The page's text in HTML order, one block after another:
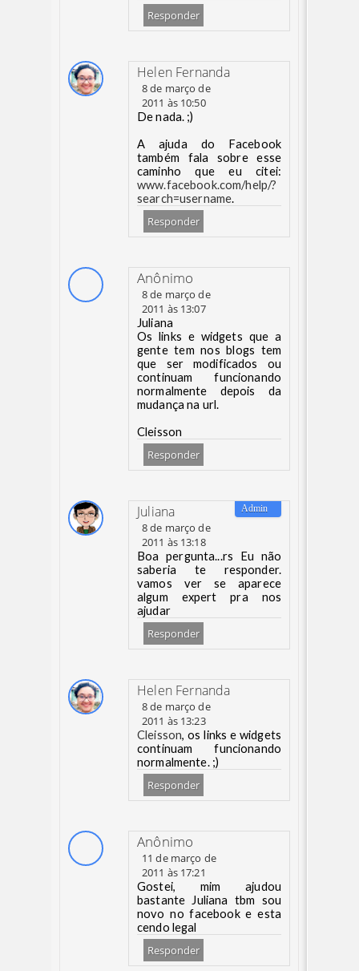
Responder
Helen Fernanda
8 de março de
2011 às 10:50
De nada. ;)
A ajuda do Facebook
também fala sobre esse
caminho que eu citei:
www.facebook.com/help/?
search=username.
Responder
Anônimo
8 de março de
2011 às 13:07
Juliana
Os links e widgets que a
gente tem nos blogs tem
que ser modificados ou
continuam funcionando
normalmente depois da
mudança na url.
Cleisson
Responder
Juliana
8 de março de
2011 às 13:18
Boa pergunta...rs Eu não
saberia te responder.
vamos ver se aparece
algum expert pra nos
ajudar
Responder
Helen Fernanda
8 de março de
2011 às 13:23
Cleisson, os links e widgets
continuam funcionando
normalmente. ;)
Responder
Anônimo
11 de março de
2011 às 17:21
Gostei, mim ajudou
bastante Juliana tbm sou
novo no facebook e esta
cendo legal
Responder